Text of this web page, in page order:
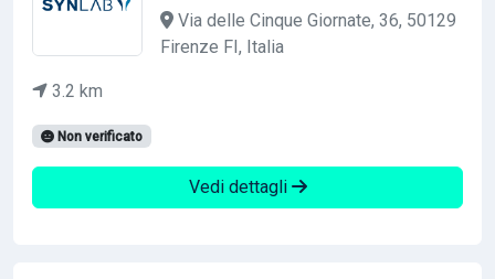
Via delle Cinque Giornate, 36, 50129
Firenze FI, Italia
3.2 km
Non verificato
Vedi dettagli